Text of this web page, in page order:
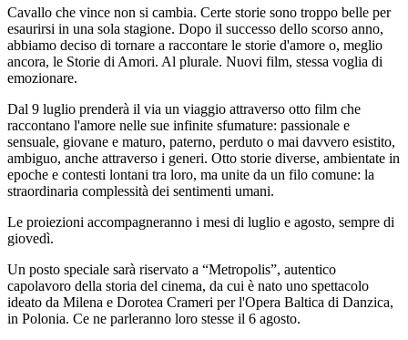
Cavallo che vince non si cambia. Certe storie sono troppo belle per
esaurirsi in una sola stagione. Dopo il successo dello scorso anno,
abbiamo deciso di tornare a raccontare le storie d'amore o, meglio
ancora, le Storie di Amori. Al plurale. Nuovi film, stessa voglia di
emozionare.
Dal 9 luglio prenderà il via un viaggio attraverso otto film che
raccontano l'amore nelle sue infinite sfumature: passionale e
sensuale, giovane e maturo, paterno, perduto o mai davvero esistito,
ambiguo, anche attraverso i generi. Otto storie diverse, ambientate in
epoche e contesti lontani tra loro, ma unite da un filo comune: la
straordinaria complessità dei sentimenti umani.
Le proiezioni accompagneranno i mesi di luglio e agosto, sempre di
giovedì.
Un posto speciale sarà riservato a “Metropolis”, autentico
capolavoro della storia del cinema, da cui è nato uno spettacolo
ideato da Milena e Dorotea Crameri per l'Opera Baltica di Danzica,
in Polonia. Ce ne parleranno loro stesse il 6 agosto.